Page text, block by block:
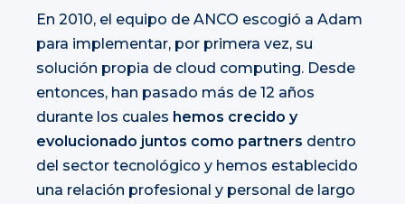
En 2010, el equipo de ANCO escogió a Adam
para implementar, por primera vez, su
solución propia de cloud computing. Desde
entonces, han pasado más de 12 años
durante los cuales hemos crecido y
evolucionado juntos como partners dentro
del sector tecnológico y hemos establecido
una relación profesional y personal de largo